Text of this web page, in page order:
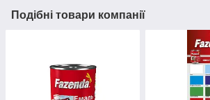
Подібні товари компанії